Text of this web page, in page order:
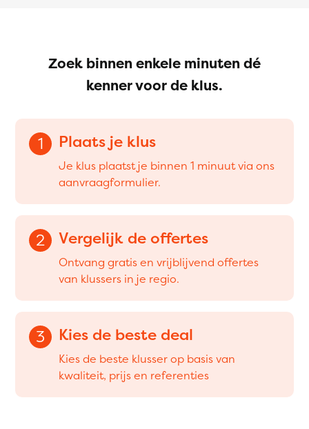
Zoek binnen enkele minuten dé
kenner voor de klus.
1 Plaats je klus
Je klus plaatst je binnen 1 minuut via ons
aanvraagformulier.
2 Vergelijk de offertes
Ontvang gratis en vrijblijvend offertes
van klussers in je regio.
3 Kies de beste deal
Kies de beste klusser op basis van
kwaliteit, prijs en referenties